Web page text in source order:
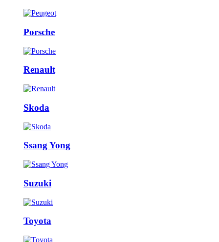
Porsche
Renault
Skoda
Ssang Yong
Suzuki
Toyota